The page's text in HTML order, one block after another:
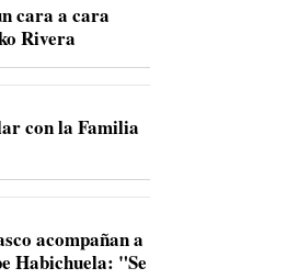
cara a cara
Rivera
con la Familia
acompañan a
Habichuela: "Se